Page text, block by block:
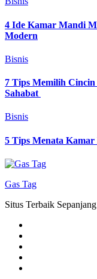
4 Ide Kamar Mandi
Modern
Bisnis
7 Tips Memilih
Sahabat
Bisnis
5 Tips Menata Kamar
Gas Tag
Situs Terbaik